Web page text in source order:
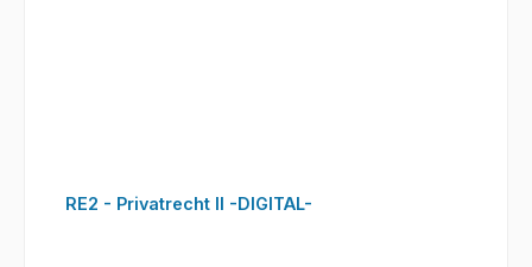
RE2 - Privatrecht II -DIGITAL-